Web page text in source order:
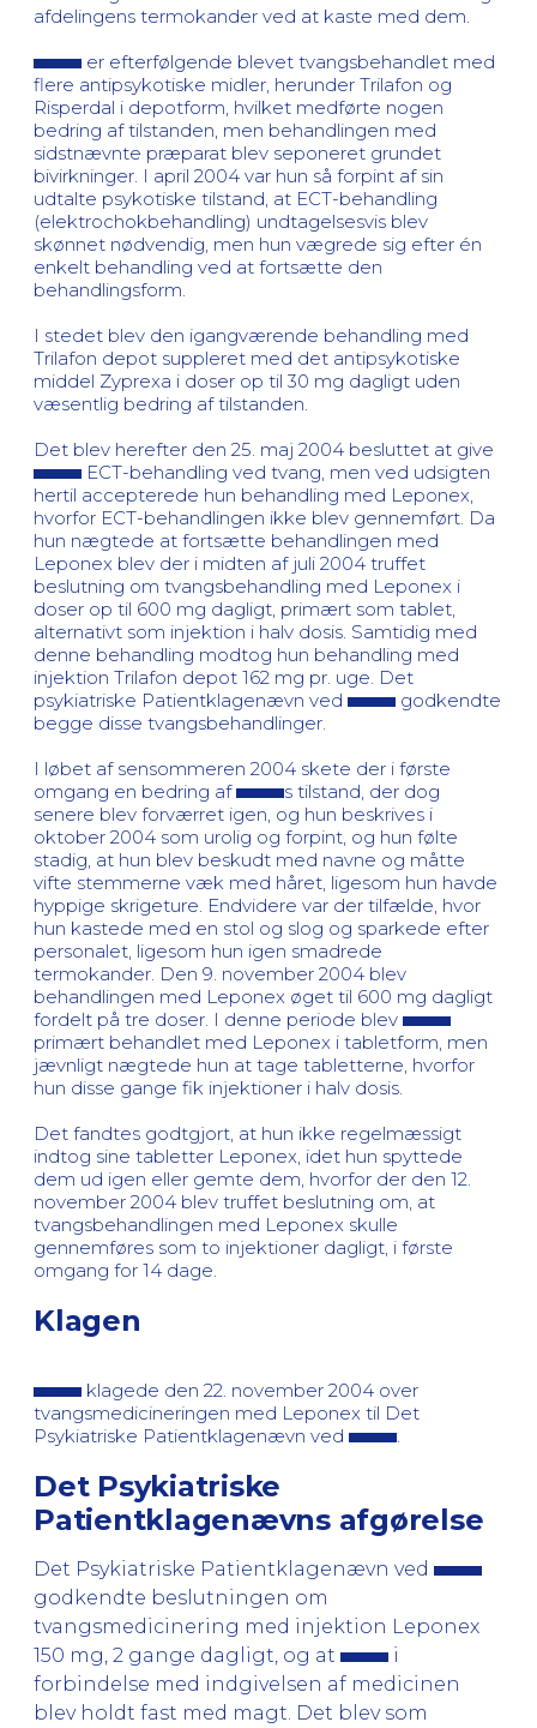
afdelingens termokander ved at kaste med dem.
er efterfølgende blevet tvangsbehandlet med
flere antipsykotiske midler, herunder Trilafon og
Risperdal i depotform, hvilket medførte nogen
bedring af tilstanden, men behandlingen med
sidstnævnte præparat blev seponeret grundet
bivirkninger. I april 2004 var hun så forpint af sin
udtalte psykotiske tilstand, at ECT-behandling
(elektrochokbehandling) undtagelsesvis blev
skønnet nødvendig, men hun vægrede sig efter én
enkelt behandling ved at fortsætte den
behandlingsform.
I stedet blev den igangværende behandling med
Trilafon depot suppleret med det antipsykotiske
middel Zyprexa i doser op til 30 mg dagligt uden
væsentlig bedring af tilstanden.
Det blev herefter den 25. maj 2004 besluttet at give
ECT-behandling ved tvang, men ved udsigten
hertil accepterede hun behandling med Leponex,
hvorfor ECT-behandlingen ikke blev gennemført. Da
hun nægtede at fortsætte behandlingen med
Leponex blev der i midten af juli 2004 truffet
beslutning om tvangsbehandling med Leponex i
doser op til 600 mg dagligt, primært som tablet,
alternativt som injektion i halv dosis. Samtidig med
denne behandling modtog hun behandling med
injektion Trilafon depot 162 mg pr. uge. Det
psykiatriske Patientklagenævn ved
godkendte
begge disse tvangsbehandlinger.
I løbet af sensommeren 2004 skete der i første
omgang en bedring af
s tilstand, der dog
senere blev forværret igen, og hun beskrives i
oktober 2004 som urolig og forpint, og hun følte
stadig, at hun blev beskudt med navne og måtte
vifte stemmerne væk med håret, ligesom hun havde
hyppige skrigeture. Endvidere var der tilfælde, hvor
hun kastede med en stol og slog og sparkede efter
personalet, ligesom hun igen smadrede
termokander. Den 9. november 2004 blev
behandlingen med Leponex øget til 600 mg dagligt
fordelt på tre doser. I denne periode blev
primært behandlet med Leponex i tabletform, men
jævnligt nægtede hun at tage tabletterne, hvorfor
hun disse gange fik injektioner i halv dosis.
Det fandtes godtgjort, at hun ikke regelmæssigt
indtog sine tabletter Leponex, idet hun spyttede
dem ud igen eller gemte dem, hvorfor der den 12.
november 2004 blev truffet beslutning om, at
tvangsbehandlingen med Leponex skulle
gennemføres som to injektioner dagligt, i første
omgang for 14 dage.
Klagen
klagede den 22. november 2004 over
tvangsmedicineringen med Leponex til Det
Psykiatriske Patientklagenævn ved
Det Psykiatriske
Patientklagenævns afgørelse
Det Psykiatriske Patientklagenævn ved
godkendte beslutningen om
tvangsmedicinering med injektion Leponex
150 mg, 2 gange dagligt, og at
i
forbindelse med indgivelsen af medicinen
blev holdt fast med magt. Det blev som